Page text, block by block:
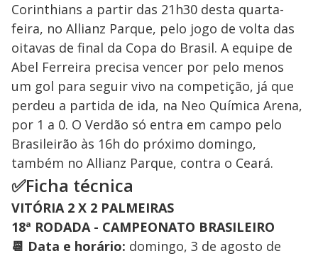
Corinthians a partir das 21h30 desta quarta-
feira, no Allianz Parque, pelo jogo de volta das
oitavas de final da Copa do Brasil. A equipe de
Abel Ferreira precisa vencer por pelo menos
um gol para seguir vivo na competição, já que
perdeu a partida de ida, na Neo Química Arena,
por 1 a 0. O Verdão só entra em campo pelo
Brasileirão às 16h do próximo domingo,
também no Allianz Parque, contra o Ceará.
✅Ficha técnica
VITÓRIA 2 X 2 PALMEIRAS
18ª RODADA - CAMPEONATO BRASILEIRO
📆 Data e horário: domingo, 3 de agosto de